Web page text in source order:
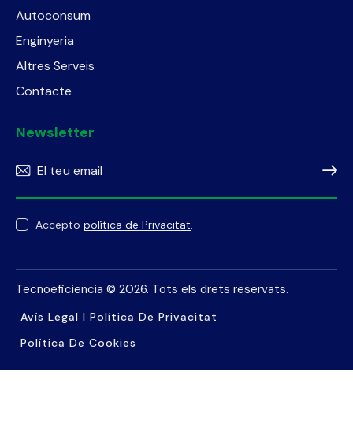
Autoconsum
Enginyeria
Altres Serveis
Contacte
Newsletter
Accepto política de Privacitat.
Tecnoeficiencia © 2026. Tots els drets reservats.
Avís Legal I Política De Privacitat
Política De Cookies